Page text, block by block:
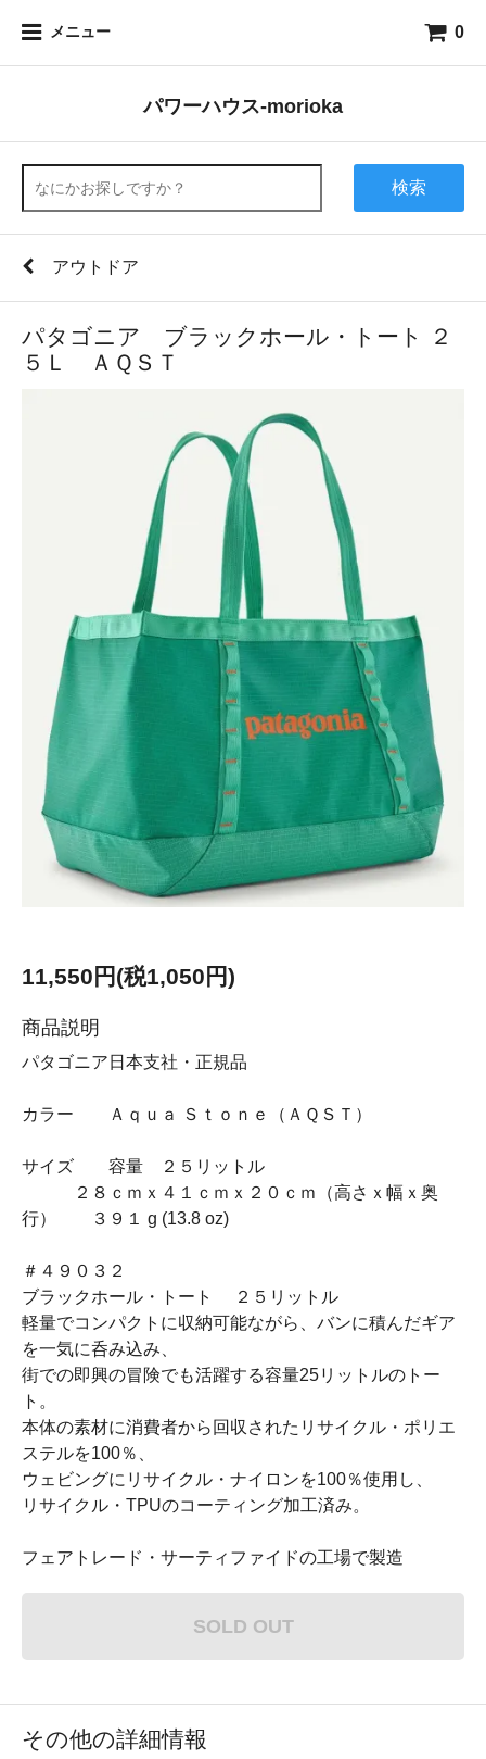
メニュー 0
パワーハウス-morioka
検索
アウトドア
パタゴニア ブラックホール・トート ２
５Ｌ ＡＱＳＴ
11,550円(税1,050円)
商品説明
パタゴニア日本支社・正規品
カラー Ａｑｕａ Ｓｔｏｎｅ（ＡＱＳＴ）
サイズ 容量 ２５リットル
２８ｃｍｘ４１ｃｍｘ２０ｃｍ（高さｘ幅ｘ奥
行） ３９１ g (13.8 oz)
＃４９０３２
ブラックホール・トート ２５リットル
軽量でコンパクトに収納可能ながら、バンに積んだギア
を一気に呑み込み、
街での即興の冒険でも活躍する容量25リットルのトー
ト。
本体の素材に消費者から回収されたリサイクル・ポリエ
ステルを100％、
ウェビングにリサイクル・ナイロンを100％使用し、
リサイクル・TPUのコーティング加工済み。
フェアトレード・サーティファイドの工場で製造
SOLD OUT
その他の詳細情報